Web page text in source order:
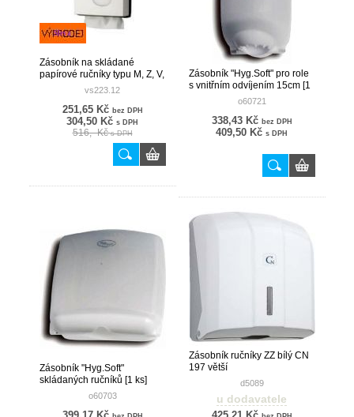
Sleva
Zásobník na skládané
papírové ručníky typu M, Z, V,
ZZ / bílý CELTEX 92130
vs223.12
251,65 Kč bez DPH
304,50 Kč s DPH
516,- Kčs DPH
Zásobník "Hyg.Soft" pro role
s vnitřním odvíjením 15cm [1
o60721
338,43 Kč bez DPH
409,50 Kč s DPH
Zásobník "Hyg.Soft"
skládaných ručníků [1 ks]
o60703
Zásobník ručníky ZZ bílý CN
197 větší
d5089
u dodavatele